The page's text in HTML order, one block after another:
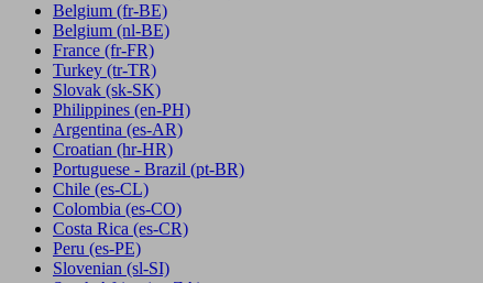
Belgium (fr-BE)
Belgium (nl-BE)
France (fr-FR)
Turkey (tr-TR)
Slovak (sk-SK)
Philippines (en-PH)
Argentina (es-AR)
Croatian (hr-HR)
Portuguese - Brazil (pt-BR)
Chile (es-CL)
Colombia (es-CO)
Costa Rica (es-CR)
Peru (es-PE)
Slovenian (sl-SI)